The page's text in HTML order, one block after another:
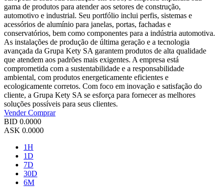
gama de produtos para atender aos setores de construção,
automotivo e industrial. Seu portfólio inclui perfis, sistemas e
acessórios de alumínio para janelas, portas, fachadas e
conservatórios, bem como componentes para a indústria automotiva.
As instalações de produção de última geração e a tecnologia
avançada da Grupa Kety SA garantem produtos de alta qualidade
que atendem aos padrões mais exigentes. A empresa está
comprometida com a sustentabilidade e a responsabilidade
ambiental, com produtos energeticamente eficientes e
ecologicamente corretos. Com foco em inovação e satisfação do
cliente, a Grupa Kety SA se esforça para fornecer as melhores
soluções possíveis para seus clientes.
VenderComprar
BID 0.0000
ASK 0.0000
1H
1D
7D
30D
6M